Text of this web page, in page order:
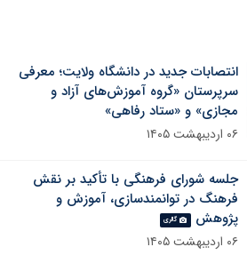
انتصابات جدید در دانشگاه ولایت؛ معرفی
سرپرستان «گروه آموزش‌های آزاد و
مجازی» و «ستاد رفاهی»
۰۶ اردیبهشت ۱۴۰۵
جلسه شورای فرهنگی با تأکید بر نقش
فرهنگ در توانمندسازی، آموزش و
پژوهش
گالری
۰۶ اردیبهشت ۱۴۰۵